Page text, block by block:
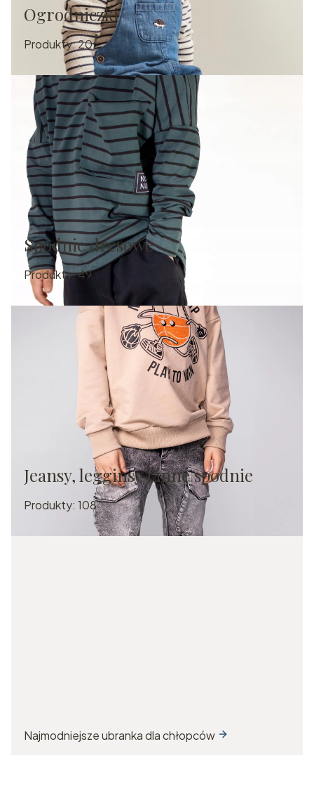
Ogrodniczki
Produkty:20
Spodnie dresowe
Produkty:49
Jeansy, legginsy i inne spodnie
Produkty: 108
Najmodniejsze ubranka dla chłopców